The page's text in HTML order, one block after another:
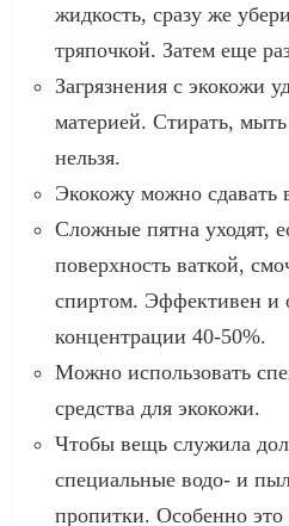
жидкость, сразу же
тряпочкой. Затем еще
Загрязнения с экокожи
материей. Стирать,
нельзя.
Экокожу можно сдавать
Сложные пятна уходят,
поверхность ваткой,
спиртом. Эффективен и
концентрации 40-50%.
Можно использовать
средства для экокожи.
Чтобы вещь служила
специальные водо- и
пропитки. Особенно это